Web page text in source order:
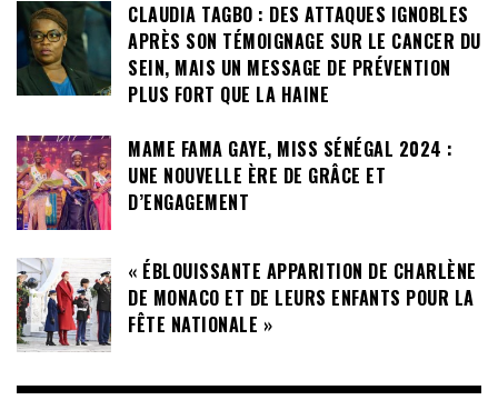
CLAUDIA TAGBO : DES ATTAQUES IGNOBLES
APRÈS SON TÉMOIGNAGE SUR LE CANCER DU
SEIN, MAIS UN MESSAGE DE PRÉVENTION
PLUS FORT QUE LA HAINE
MAME FAMA GAYE, MISS SÉNÉGAL 2024 :
UNE NOUVELLE ÈRE DE GRÂCE ET
D’ENGAGEMENT
« ÉBLOUISSANTE APPARITION DE CHARLÈNE
DE MONACO ET DE LEURS ENFANTS POUR LA
FÊTE NATIONALE »